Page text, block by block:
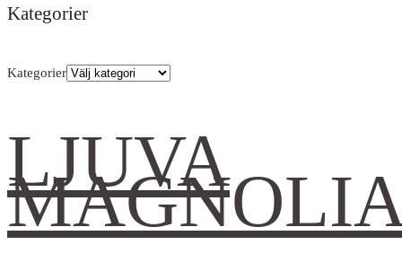
Kategorier
Kategorier
LJUVA